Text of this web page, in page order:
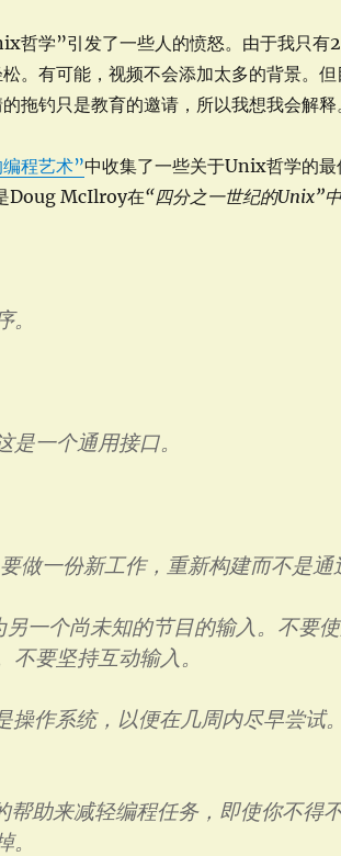
哲学”引发了一些人的愤怒。由于我只有
。有可能，视频不会添加太多的背景。
拖钓只是教育的邀请，所以我想我会解释
程艺术”中收集了一些关于Unix哲学的
Doug McIlroy在“四分之一世纪的Unix”
一个通用接口。
做一份新工作，重新构建而不是
另一个尚未知的节目的输入。不要
要坚持互动输入。
操作系统，以便在几周内尽早尝试
帮助来减轻编程任务，即使你不得